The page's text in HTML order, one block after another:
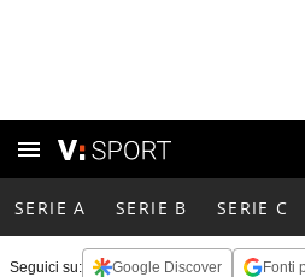
SERIE A SERIE B SERIE C
Seguici su: Google Discover Fonti